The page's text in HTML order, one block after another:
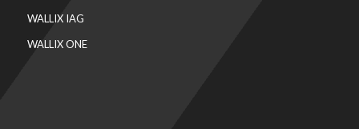
WALLIX IAG
WALLIX ONE